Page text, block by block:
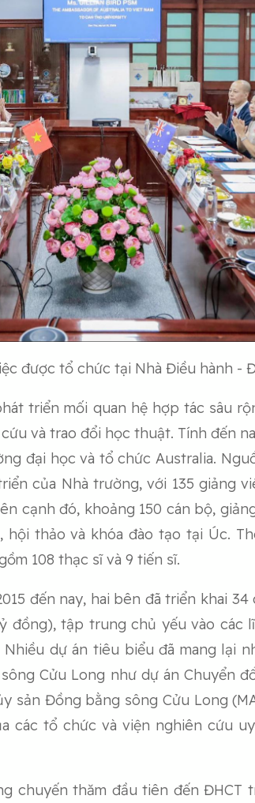
được tổ chức tại Nhà Điều hành -
triển mối quan hệ hợp tác sâu
và trao đổi học thuật. Tính đến
đại học và tổ chức Australia.
của Nhà trường, với 135 giảng
cạnh đó, khoảng 150 cán bộ,
thảo và khóa đào tạo tại Úc.
108 thạc sĩ và 9 tiến sĩ.
đến nay, hai bên đã triển khai
đồng), tập trung chủ yếu vào các
dự án tiêu biểu đã mang lại
Cửu Long như dự án Chuyển
sản Đồng bằng sông Cửu Long
các tổ chức và viện nghiên cứu
chuyến thăm đầu tiên đến